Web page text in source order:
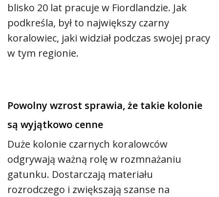
blisko 20 lat pracuje w Fiordlandzie. Jak
podkreśla, był to największy czarny
koralowiec, jaki widział podczas swojej pracy
w tym regionie.
Powolny wzrost sprawia, że takie kolonie
są wyjątkowo cenne
Duże kolonie czarnych koralowców
odgrywają ważną rolę w rozmnażaniu
gatunku. Dostarczają materiału
rozrodczego i zwiększają szanse na